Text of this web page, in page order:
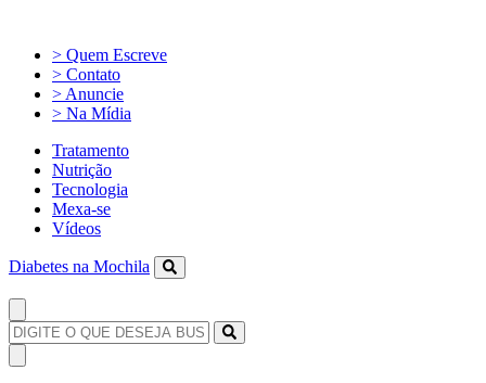
> Quem Escreve
> Contato
> Anuncie
> Na Mídia
Tratamento
Nutrição
Tecnologia
Mexa-se
Vídeos
Diabetes na Mochila